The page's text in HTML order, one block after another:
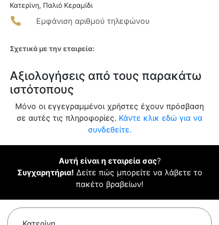
Κατερίνη, Παλιό Κεραμίδι
Εμφάνιση αριθμού τηλεφώνου
Σχετικά με την εταιρεία:
Αξιολογήσεις από τους παρακάτω
ιστότοπους
Μόνο οι εγγεγραμμένοι χρήστες έχουν πρόσβαση
σε αυτές τις πληροφορίες. Κάντε κλικ εδώ για να
συνδεθείτε.
Αυτή είναι η εταιρεία σας?
Συγχαρητήρια! Δείτε πώς μπορείτε να λάβετε το
πακέτο βραβείων!